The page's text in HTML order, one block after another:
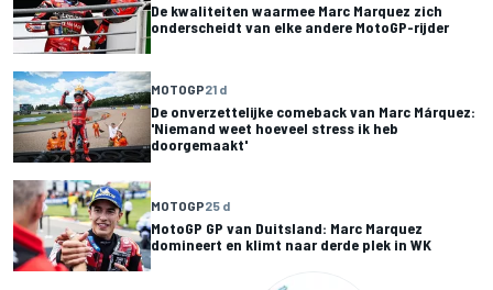
De kwaliteiten waarmee Marc Marquez zich
onderscheidt van elke andere MotoGP-rijder
MOTOGP21 d
De onverzettelijke comeback van Marc Márquez:
'Niemand weet hoeveel stress ik heb
doorgemaakt'
MOTOGP25 d
MotoGP GP van Duitsland: Marc Marquez
domineert en klimt naar derde plek in WK